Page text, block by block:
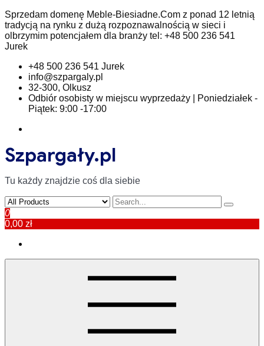
Skip
to
content
Sprzedam domenę Meble-Biesiadne.Com z ponad 12 letnią
tradycją na rynku z dużą rozpoznawalnością w sieci i
olbrzymim potencjałem dla branży tel: +48 500 236 541
Jurek
+48 500 236 541 Jurek
info@szpargaly.pl
32-300, Olkusz
Odbiór osobisty w miejscu wyprzedaży | Poniedziałek -
Piątek: 9:00 -17:00
Szpargały.pl
Tu każdy znajdzie coś dla siebie
0
0,00 zł